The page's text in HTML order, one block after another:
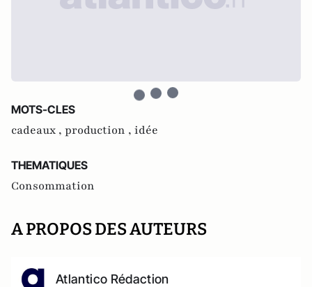
MOTS-CLES
cadeaux , production , idée
THEMATIQUES
Consommation
A PROPOS DES AUTEURS
Atlantico Rédaction